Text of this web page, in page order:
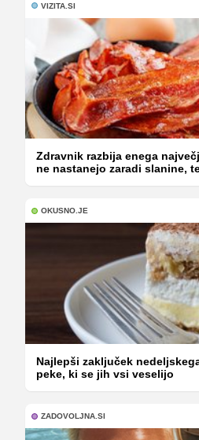
VIZITA.SI
Zdravnik razbija enega
ne nastanejo zaradi slanine,
OKUSNO.JE
Najlepši zaključek
peke, ki se jih vsi veselijo
ZADOVOLJNA.SI